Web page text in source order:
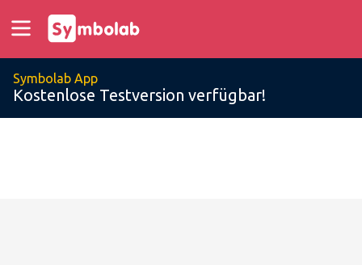
Symbolab App
Kostenlose Testversion verfügbar!